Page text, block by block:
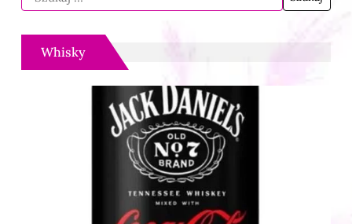
Whisky